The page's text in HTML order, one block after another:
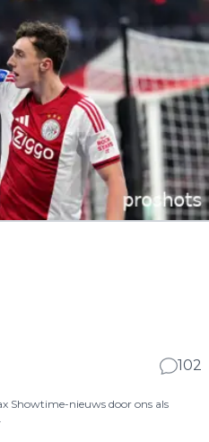
102
Showtime-nieuws door ons als